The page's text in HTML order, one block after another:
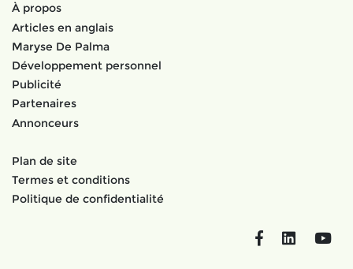
À propos
Articles en anglais
Maryse De Palma
Développement personnel
Publicité
Partenaires
Annonceurs
Plan de site
Termes et conditions
Politique de confidentialité
FacebookLinkedIn